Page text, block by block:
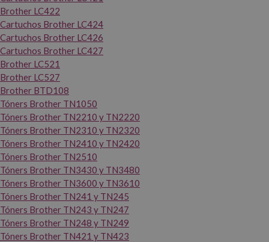
Brother LC422
Cartuchos Brother LC424
Cartuchos Brother LC426
Cartuchos Brother LC427
Brother LC521
Brother LC527
Brother BTD108
Tóners Brother TN1050
Tóners Brother TN2210 y TN2220
Tóners Brother TN2310 y TN2320
Tóners Brother TN2410 y TN2420
Tóners Brother TN2510
Tóners Brother TN3430 y TN3480
Tóners Brother TN3600 y TN3610
Tóners Brother TN241 y TN245
Tóners Brother TN243 y TN247
Tóners Brother TN248 y TN249
Tóners Brother TN421 y TN423